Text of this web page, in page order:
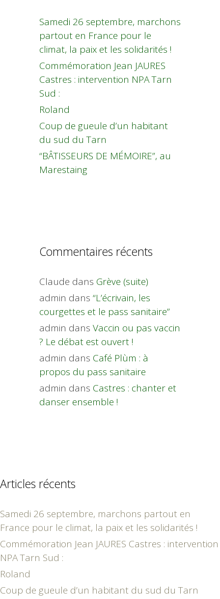
Samedi 26 septembre, marchons
partout en France pour le
climat, la paix et les solidarités !
Commémoration Jean JAURES
Castres : intervention NPA Tarn
Sud :
Roland
Coup de gueule d’un habitant
du sud du Tarn
“BÂTISSEURS DE MÉMOIRE”, au
Marestaing
Commentaires récents
Claude dans Grève (suite)
admin dans “L’écrivain, les
courgettes et le pass sanitaire”
admin dans Vaccin ou pas vaccin
? Le débat est ouvert !
admin dans Café Plùm : à
propos du pass sanitaire
admin dans Castres : chanter et
danser ensemble !
Articles récents
Samedi 26 septembre, marchons partout en
France pour le climat, la paix et les solidarités !
Commémoration Jean JAURES Castres : intervention
NPA Tarn Sud :
Roland
Coup de gueule d’un habitant du sud du Tarn